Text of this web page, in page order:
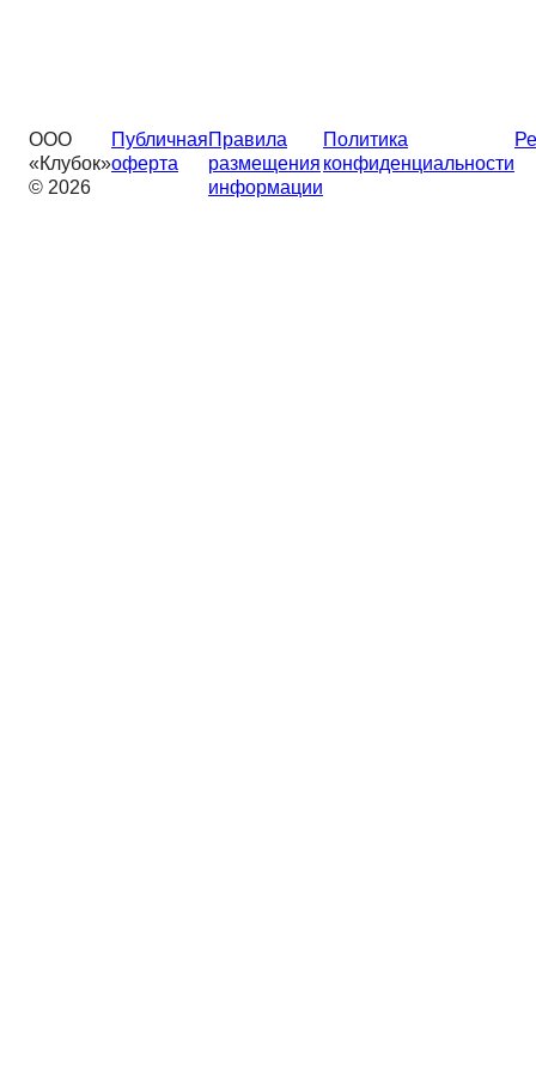
ООО
«Клубок»
© 2026
Публичная
оферта
Правила
размещения
информации
Политика
конфиденциальности